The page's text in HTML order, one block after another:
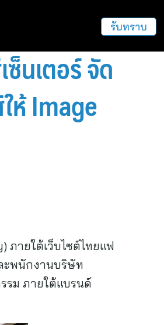
นเตอร์ จัด
ห้ Image
ภายใต้เว็บไซต์ไทยแฟ
ะพนักงานบริษัท
รม ภายใต้แบรนด์
รับทราบ